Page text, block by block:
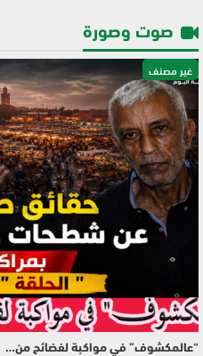
صوت وصورة
غير مصنف
“عالمكشوف” في مواكبة لفضائح من…